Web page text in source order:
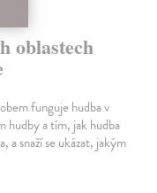
oblastech
funguje hudba v
hudby a tím, jak hudba
a snaží se ukázat, jakým